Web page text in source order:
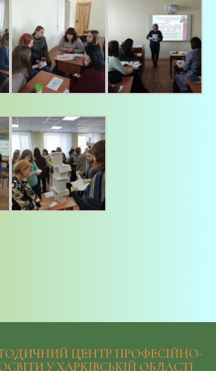
ЦЕНТР ПРОФЕСІЙНО-
У ХАРКІВСЬКІЙ ОБЛАСТІ